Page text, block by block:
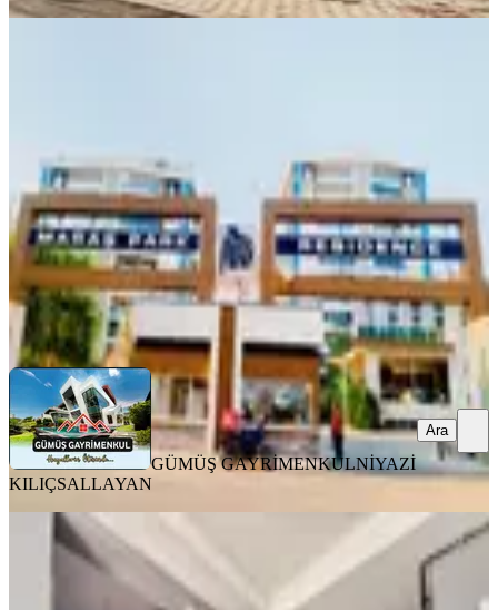
4+1
04.08.2026
10.400.000 ₺
GÜMÜŞ GAYRİMENKULNİYAZİ KILIÇSALLAYAN
Ara
GÜMÜŞ GAYRİMENKULNİYAZİ
KILIÇSALLAYAN
Ara
MANZARALI
Yeni Rota'dan Üniversite Yakını 2+0
Satılık Daire